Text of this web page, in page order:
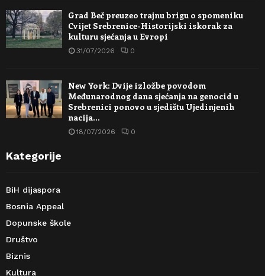
Grad Beč preuzeo trajnu brigu o spomeniku
Cvijet Srebrenice-Historijski iskorak za
kulturu sjećanja u Evropi
31/07/2026 0
New York: Dvije izložbe povodom
Međunarodnog dana sjećanja na genocid u
Srebrenici ponovo u sjedištu Ujedinjenih
nacija…
18/07/2026 0
Kategorije
BiH dijaspora
Bosnia Appeal
Dopunske škole
Društvo
Biznis
Kultura